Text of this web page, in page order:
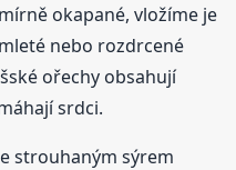
okapané, vložíme je
nebo rozdrcené
ořechy obsahují
srdci.
strouhaným sýrem